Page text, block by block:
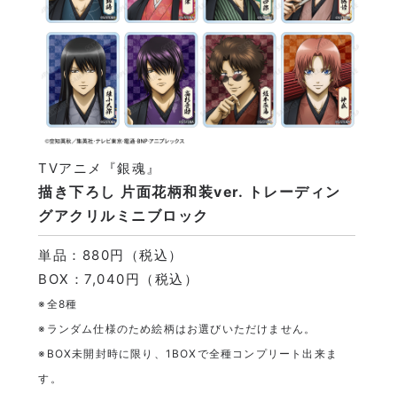
描き下ろし 片面花柄和装ver. トレーディン
グアクリルミニブロック
TVアニメ『銀魂』
単品：880円（税込）
BOX：7,040円（税込）
※全8種
※ランダム仕様のため絵柄はお選びいただけません。
※BOX未開封時に限り、1BOXで全種コンプリート出来ま
す。